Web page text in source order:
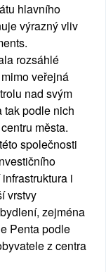
hlavního
výrazný vliv
rozsáhlé
veřejná
nad svým
tak podle nich
města.
společnosti
i
vrstvy
zejména
Penta podle
z centra